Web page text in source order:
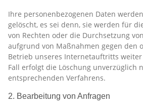
Ihre personenbezogenen Daten
gelöscht, es sei denn, sie werden für
von Rechten oder die Durchsetzung
aufgrund von Maßnahmen gegen den
Betrieb unseres Internetauftritts
Fall erfolgt die Löschung unverzüglich
entsprechenden Verfahrens.
2. Bearbeitung von Anfragen